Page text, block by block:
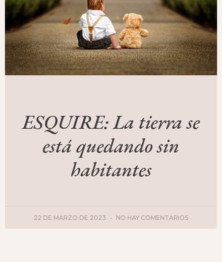
ESQUIRE: La tierra se
está quedando sin
habitantes
22 DE MARZO DE 2023 NO HAY COMENTARIOS